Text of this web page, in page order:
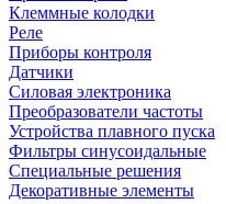
Клеммные колодки
Реле
Приборы контроля
Датчики
Силовая электроника
Преобразователи частоты
Устройства плавного пуска
Фильтры синусоидальные
Специальные решения
Декоративные элементы